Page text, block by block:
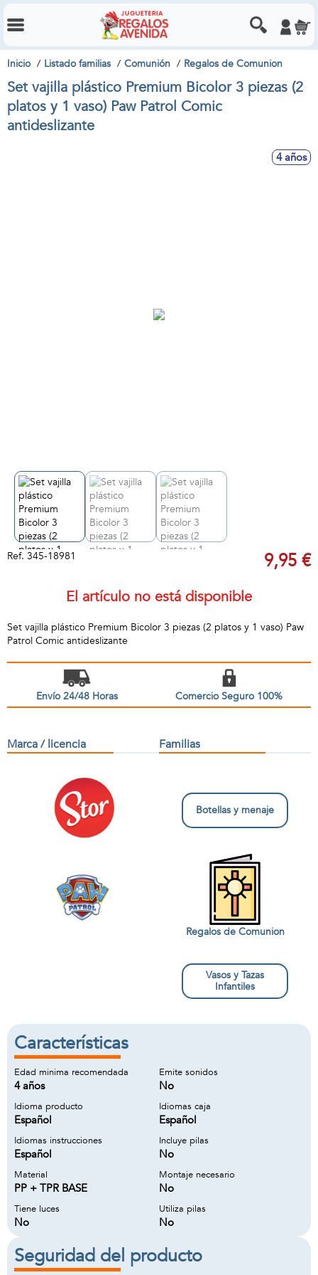
Inicio Listado familias Comunión Regalos de Comunion
Set vajilla plástico Premium Bicolor 3 piezas (2
platos y 1 vaso) Paw Patrol Comic
antideslizante
4 años
Ref. 345-18981 9,95 €
El artículo no está disponible
Set vajilla plástico Premium Bicolor 3 piezas (2 platos y 1 vaso) Paw
Patrol Comic antideslizante
Envío 24/48 Horas Comercio Seguro 100%
Marca / licencia Familias
Botellas y menaje
Regalos de Comunion
Vasos y Tazas
Infantiles
Características
Edad minima recomendada
4 años
Emite sonidos
No
Idioma producto
Español
Idiomas caja
Español
Idiomas instrucciones
Español
Incluye pilas
No
Material
PP + TPR BASE
Montaje necesario
No
Tiene luces
No
Utiliza pilas
No
Seguridad del producto